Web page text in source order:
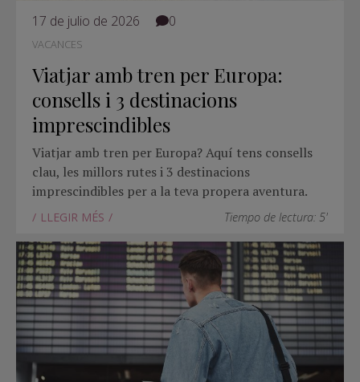
17 de julio de 2026 0
VACANCES
Viatjar amb tren per Europa:
consells i 3 destinacions
imprescindibles
Viatjar amb tren per Europa? Aquí tens consells
clau, les millors rutes i 3 destinacions
imprescindibles per a la teva propera aventura.
LLEGIR MÉS Tiempo de lectura: 5'